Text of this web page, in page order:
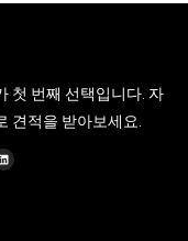
첫 번째 선택입니다. 자
견적을 받아보세요.
링
크
드